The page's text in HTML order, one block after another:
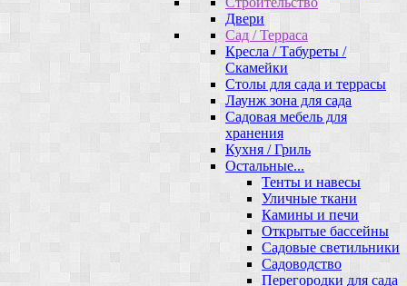
Двери
Сад / Терраса
Кресла / Табуреты /
Скамейки
Столы для сада и террасы
Лаунж зона для сада
Садовая мебель для
хранения
Кухня / Гриль
Остальные...
Тенты и навесы
Уличные ткани
Камины и печи
Открытые бассейны
Садовые светильники
Садоводство
Перегородки для сада